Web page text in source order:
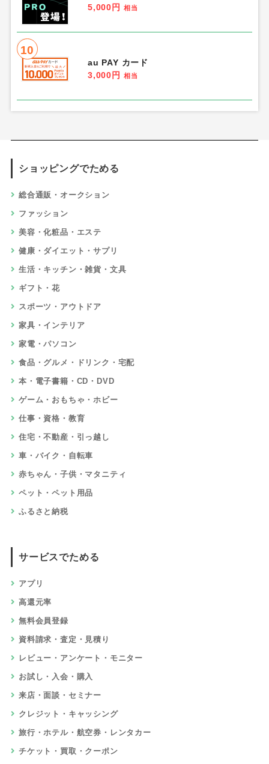
5,000円
相当
10
au PAY カード
3,000円
相当
ショッピングでためる
総合通販・オークション
ファッション
美容・化粧品・エステ
健康・ダイエット・サプリ
生活・キッチン・雑貨・文具
ギフト・花
スポーツ・アウトドア
家具・インテリア
家電・パソコン
食品・グルメ・ドリンク・宅配
本・電子書籍・CD・DVD
ゲーム・おもちゃ・ホビー
仕事・資格・教育
住宅・不動産・引っ越し
車・バイク・自転車
赤ちゃん・子供・マタニティ
ペット・ペット用品
ふるさと納税
サービスでためる
アプリ
高還元率
無料会員登録
資料請求・査定・見積り
レビュー・アンケート・モニター
お試し・入会・購入
来店・面談・セミナー
クレジット・キャッシング
旅行・ホテル・航空券・レンタカー
チケット・買取・クーポン